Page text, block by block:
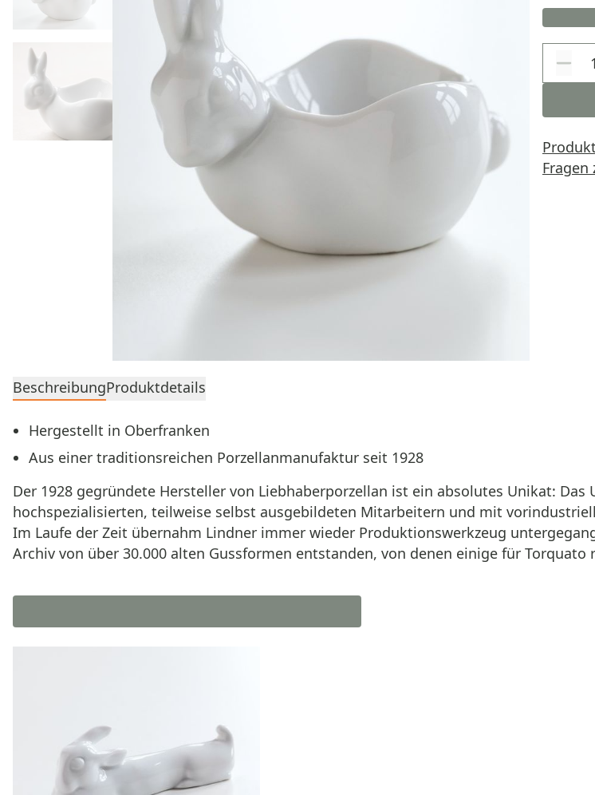
Fragen
BeschreibungProduktdetails
Hergestellt in Oberfranken
Aus einer traditionsreichen Porzellanmanufaktur seit 1928
Der 1928 gegründete Hersteller von Liebhaberporzellan ist ein absolutes Unikat:
hochspezialisierten, teilweise selbst ausgebildeten Mitarbeitern und mit
Im Laufe der Zeit übernahm Lindner immer wieder Produktionswerkzeug
Archiv von über 30.000 alten Gussformen entstanden, von denen einige für Torquato